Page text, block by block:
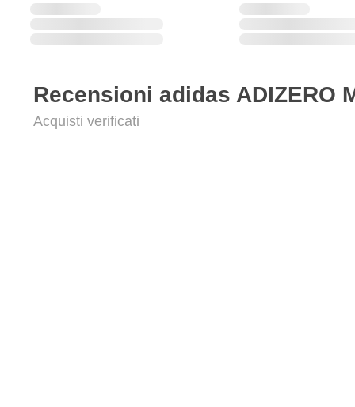
Recensioni adidas ADIZERO
Acquisti verificati